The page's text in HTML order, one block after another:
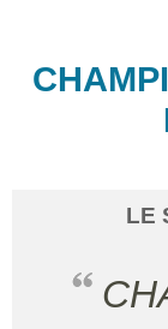
LE
CHAMPIONNAT de